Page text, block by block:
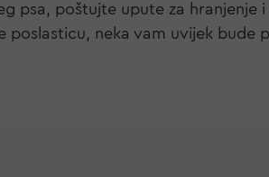
psa, poštujte upute za
poslasticu, neka vam uvijek bude